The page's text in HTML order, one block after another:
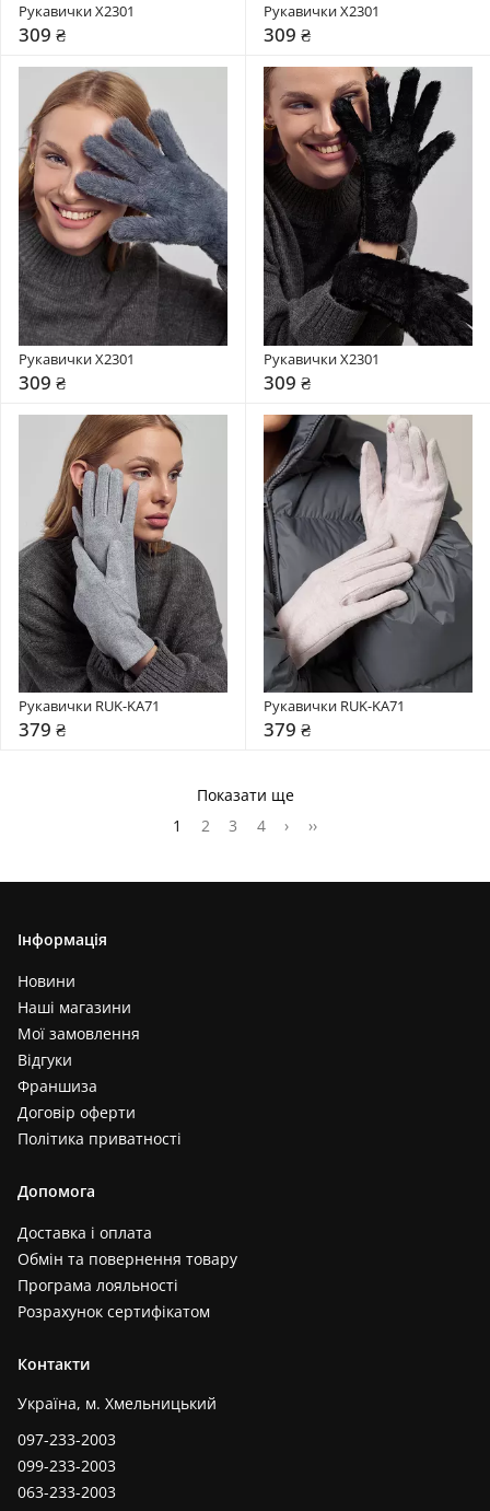
Рукавички X2301
309 ₴
Рукавички X2301
309 ₴
Рукавички X2301
309 ₴
Рукавички X2301
309 ₴
Рукавички RUK-KA71
379 ₴
Рукавички RUK-KA71
379 ₴
Показати ще
1
2 3 4 › ››
Інформація
Новини
Наші магазини
Мої замовлення
Відгуки
Франшиза
Договір оферти
Політика приватності
Допомога
Доставка і оплата
Обмін та повернення товару
Програма лояльності
Розрахунок сертифікатом
Контакти
Україна, м. Хмельницький
097-233-2003
099-233-2003
063-233-2003